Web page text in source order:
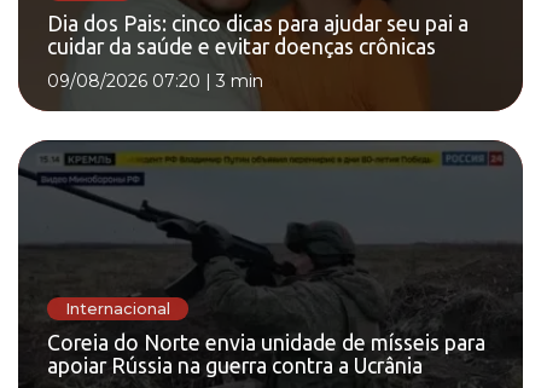
Dia dos Pais: cinco dicas para ajudar seu pai a
cuidar da saúde e evitar doenças crônicas
09/08/2026 07:20 |3 min
Internacional
Coreia do Norte envia unidade de mísseis para
apoiar Rússia na guerra contra a Ucrânia